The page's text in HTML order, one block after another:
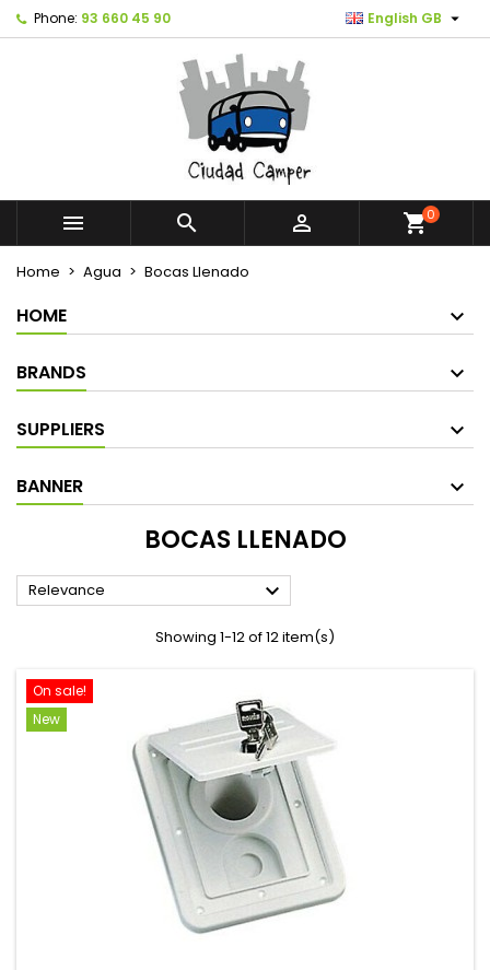
Phone: 93 660 45 90 English GB 
   shopping_cart0
Home Agua Bocas Llenado
HOME
BRANDS
SUPPLIERS
BANNER
BOCAS LLENADO
Relevance 
Showing 1-12 of 12 item(s)
On sale!
New